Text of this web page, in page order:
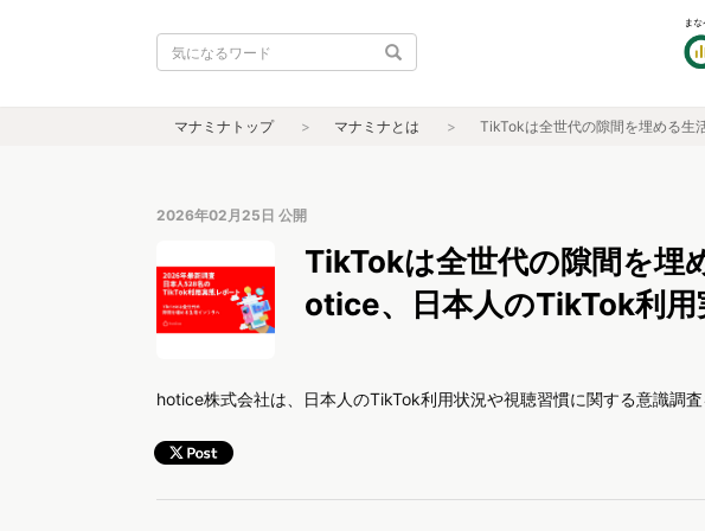
マナミナトップ マナミナとは TikTokは全世代の隙間を埋める生
2026年02月25日 公開
TikTokは全世代の隙間を埋
otice、日本人のTikTok利用
hotice株式会社は、日本人のTikTok利用状況や視聴習慣に関する意識調査